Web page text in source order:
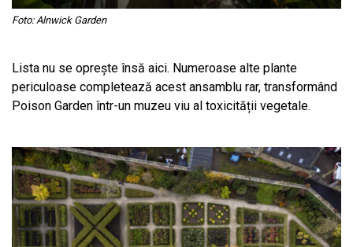
Foto: Alnwick Garden
Lista nu se oprește însă aici. Numeroase alte plante
periculoase completează acest ansamblu rar, transformând
Poison Garden într-un muzeu viu al toxicității vegetale.